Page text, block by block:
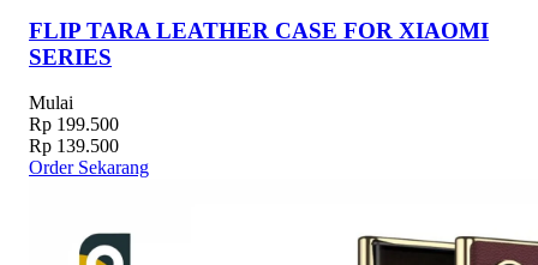
FLIP TARA LEATHER CASE FOR XIAOMI
SERIES
Mulai
Rp 199.500
Rp 139.500
Order Sekarang